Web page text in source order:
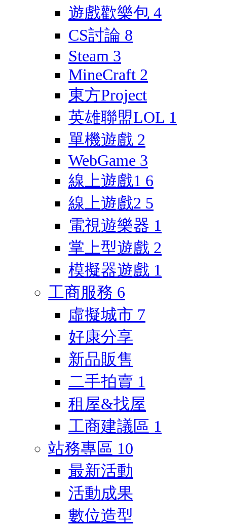
遊戲歡樂包 4
CS討論 8
Steam 3
MineCraft 2
東方Project
英雄聯盟LOL 1
單機遊戲 2
WebGame 3
線上遊戲1 6
線上遊戲2 5
電視遊樂器 1
掌上型遊戲 2
模擬器遊戲 1
工商服務 6
虛擬城市 7
好康分享
新品販售
二手拍賣 1
租屋&找屋
工商建議區 1
站務專區 10
最新活動
活動成果
數位造型